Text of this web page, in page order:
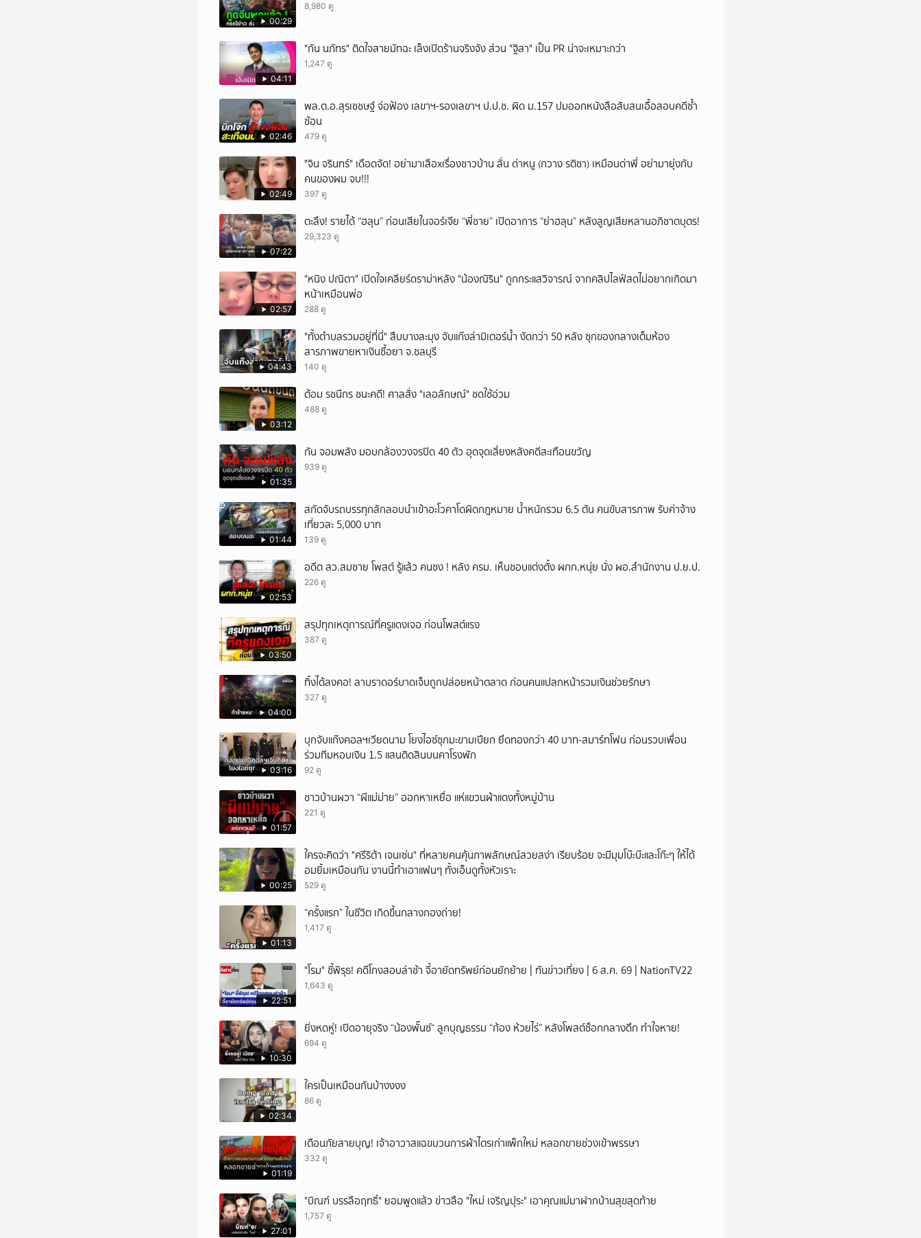
00:29
8,980 ดู
04:11
"กัน นภัทร" ติดใจสายมัทฉะ เล็งเปิดร้านจริงจัง ส่วน "ฐิสา" เป็น PR น่าจะเหมาะกว่า
1,247 ดู
02:46
พล.ต.อ.สุรเชชษฐ์ จ่อฟ้อง เลขาฯ-รองเลขาฯ ป.ป.ช. ผิด ม.157 ปมออกหนังสือสับสนเอื้อสอบคดีซ้ำ
ซ้อน
479 ดู
02:49
ั่"จิน จรินทร์" เดือดจัด! อย่ามาเสือxเรื่องชาวบ้าน ลั่น ด่าหนู (กวาง รติชา) เหมือนด่าพี่ อย่ามายุ่งกับ
คนของผม จบ!!!
397 ดู
07:22
ตะลึง! รายได้ “ฮลุน” ก่อนเสียในจอร์เจีย “พี่ชาย” เปิดอาการ “ย่าฮลุน” หลังสูญเสียหลานอภิชาตบุตร!
29,323 ดู
02:57
"หนิง ปณิตา" เปิดใจเคลียร์ดราม่าหลัง "น้องณิริน" ถูกกระแสวิจารณ์ จากคลิปไลฟ์สดไม่อยากเกิดมา
หน้าเหมือนพ่อ
288 ดู
04:43
"ทั้งตำบลรวมอยู่ที่นี่" สืบบางละมุง จับแก๊งล่ามิเตอร์น้ำ งัดกว่า 50 หลัง ซุกของกลางเต็มห้อง
สารภาพขายหาเงินซื้อยา จ.ชลบุรี
140 ดู
03:12
ต้อม รชนีกร ชนะคดี! ศาลสั่ง "เลอลักษณ์" ชดใช้อ่วม
488 ดู
01:35
กัน จอมพลัง มอบกล้องวงจรปิด 40 ตัว อุดจุดเสี่ยงหลังคดีสะเทือนขวัญ
939 ดู
01:44
สกัดจับรถบรรทุกลักลอบนำเข้าอะโวคาโดผิดกฎหมาย น้ำหนักรวม 6.5 ตัน คนขับสารภาพ รับค่าจ้าง
เที่ยวละ 5,000 บาท
139 ดู
02:53
อดีต สว.สมชาย โพสต์ รู้แล้ว คนชง ! หลัง ครม. เห็นชอบแต่งตั้ง ผกก.หนุ่ย นั่ง ผอ.สำนักงาน ป.ย.ป.
226 ดู
03:50
สรุปทุกเหตุการณ์ที่ครูแดงเจอ ก่อนโพสต์แรง
387 ดู
04:00
ทิ้งได้ลงคอ! ลาบราดอร์บาดเจ็บถูกปล่อยหน้าตลาด ก่อนคนแปลกหน้ารวมเงินช่วยรักษา
327 ดู
03:16
บุกจับแก๊งคอลฯเวียดนาม โยงไอซ์ซุกมะขามเปียก ยึดทองกว่า 40 บาท-สมาร์ทโฟน ก่อนรวบเพื่อน
ร่วมทีมหอบเงิน 1.5 แสนติดสินบนคาโรงพัก
92 ดู
01:57
ชาวบ้านผวา “ผีแม่ม่าย” ออกหาเหยื่อ แห่แขวนผ้าแดงทั้งหมู่บ้าน
221 ดู
00:25
ใครจะคิดว่า "ศรีริต้า เจนเซ่น" ที่หลายคนคุ้นภาพลักษณ์สวยสง่า เรียบร้อย จะมีมุมโบ๊ะบ๊ะและโก๊ะๆ ให้ได้
อมยิ้มเหมือนกัน งานนี้ทำเอาแฟนๆ ทั้งเอ็นดูทั้งหัวเราะ
529 ดู
01:13
“ครั้งแรก” ในชีวิต เกิดขึ้นกลางกองถ่าย!
1,417 ดู
22:51
"โรม" ชี้พิรุธ! คดีโกงสอบล่าช้า จี้อายัดทรัพย์ก่อนยักย้าย | ทันข่าวเที่ยง | 6 ส.ค. 69 | NationTV22
1,643 ดู
10:30
ยิ่งหดหู่! เปิดอายุจริง “น้องพั๊นซ์“ ลูกบุญธรรม “ก้อง ห้วยไร่” หลังโพสต์ช็อกกลางดึก ทำใจหาย!
694 ดู
02:34
ใครเป็นเหมือนกันบ้างงงง
86 ดู
01:19
เตือนภัยสายบุญ! เจ้าอาวาสแฉขบวนการผ้าไตรเก่าแพ็กใหม่ หลอกขายช่วงเข้าพรรษา
332 ดู
27:01
"บิณฑ์ บรรลือฤทธิ์" ยอมพูดแล้ว ข่าวลือ "ใหม่ เจริญปุระ" เอาคุณแม่มาฝากบ้านสุขสุดท้าย
1,757 ดู